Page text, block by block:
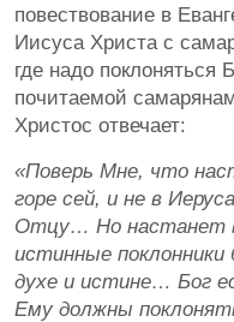
повествование в
Иисуса Христа с
где надо поклоняться
почитаемой
Христос отвечает:
«Поверь Мне, что
горе сей, и не в
Отцу… Но настанет
истинные
духе и истине… Бог
Ему должны